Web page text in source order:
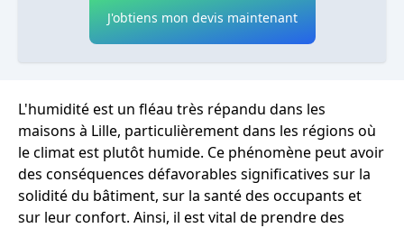
J'obtiens mon devis maintenant
L'humidité est un fléau très répandu dans les
maisons à Lille, particulièrement dans les régions où
le climat est plutôt humide. Ce phénomène peut avoir
des conséquences défavorables significatives sur la
solidité du bâtiment, sur la santé des occupants et
sur leur confort. Ainsi, il est vital de prendre des